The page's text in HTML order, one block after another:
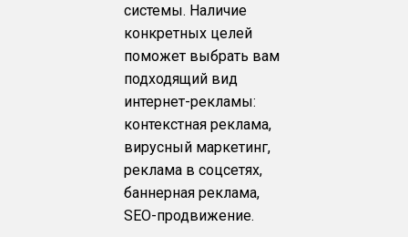
системы. Наличие
конкретных целей
поможет выбрать вам
подходящий вид
интернет-рекламы:
контекстная реклама,
вирусный маркетинг,
реклама в соцсетях,
баннерная реклама,
SEO-продвижение.